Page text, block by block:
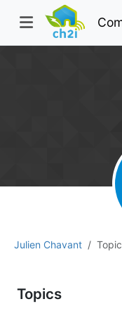
Julien Chavant
Topics